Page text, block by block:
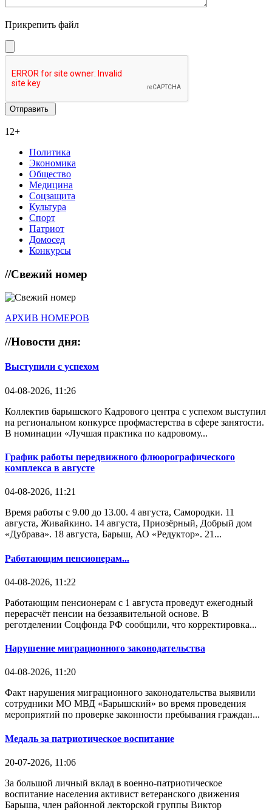
Прикрепить файл
12+
Политика
Экономика
Общество
Медицина
Соцзащита
Культура
Спорт
Патриот
Домосед
Конкурсы
//Свежий номер
АРХИВ НОМЕРОВ
//Новости дня:
Выступили с успехом
04-08-2026, 11:26
Коллектив барышского Кадрового центра с успехом выступил
на региональном конкурсе профмастерства в сфере занятости.
В номинации «Лучшая практика по кадровому...
График работы передвижного флюорографического
комплекса в августе
04-08-2026, 11:21
Время работы с 9.00 до 13.00. 4 августа, Самородки. 11
августа, Живайкино. 14 августа, Приозёрный, Добрый дом
«Дубрава». 18 августа, Барыш, АО «Редуктор». 21...
Работающим пенсионерам...
04-08-2026, 11:22
Работающим пенсионерам с 1 августа проведут ежегодный
перерасчёт пенсии на беззаявительной основе. В
реготделении Соцфонда РФ сообщили, что корректировка...
Нарушение миграционного законодательства
04-08-2026, 11:20
Факт нарушения миграционного законодательства выявили
сотрудники МО МВД «Барышский» во время проведения
мероприятий по проверке законности пребывания граждан...
Медаль за патриотическое воспитание
20-07-2026, 11:06
За большой личный вклад в военно-патриотическое
воспитание населения активист ветеранского движения
Барыша, член районной лекторской группы Виктор